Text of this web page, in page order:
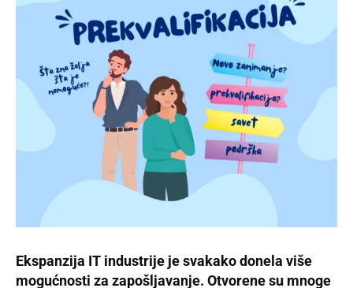
Ekspanzija IT industrije je svakako donela više
mogućnosti za zapošljavanje. Otvorene su mnoge